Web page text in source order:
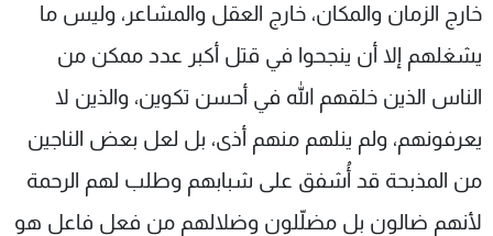
خارج الزمان والمكان، خارج العقل والمشاعر، وليس ما
يشغلهم إلا أن ينجحوا في قتل أكبر عدد ممكن من
الناس الذين خلقهم الله في أحسن تكوين، والذين لا
يعرفونهم، ولم ينلهم منهم أذى، بل لعل بعض الناجين
من المذبحة قد أُشفق على شبابهم وطلب لهم الرحمة
لأنهم ضالون بل مضلّلون وضلالهم من فعل فاعل هو